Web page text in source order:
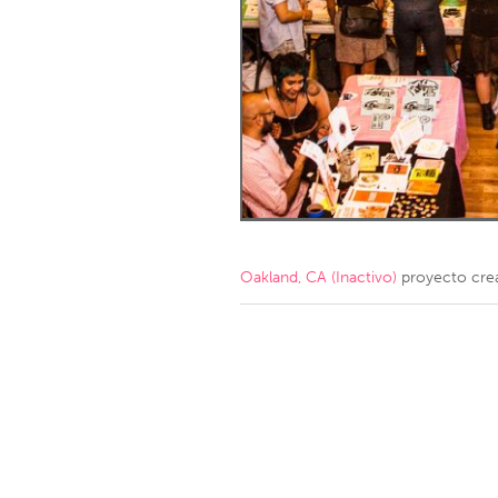
Amherstburg
Kingston
Ottawa
South
MALAYSIA
Kuala Lumpur
NETHERLANDS
QATAR
Oakland, CA (Inactivo) proyecto